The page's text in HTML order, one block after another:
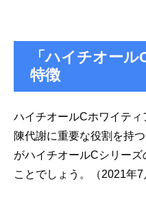
「ハイチオー
特徴
ハイチオールCホワイテ
陳代謝に重要な役割を持
がハイチオールCシリー
ことでしょう。（2021年7